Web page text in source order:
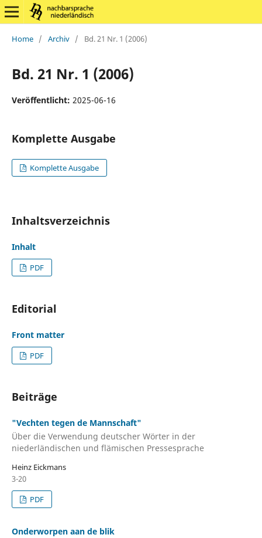
Home / Archiv / Bd. 21 Nr. 1 (2006)
Bd. 21 Nr. 1 (2006)
Veröffentlicht: 2025-06-16
Komplette Ausgabe
Komplette Ausgabe
Inhaltsverzeichnis
Inhalt
PDF
Editorial
Front matter
PDF
Beiträge
"Vechten tegen de Mannschaft"
Über die Verwendung deutscher Wörter in der
niederländischen und flämischen Pressesprache
Heinz Eickmans
3-20
PDF
Onderworpen aan de blik